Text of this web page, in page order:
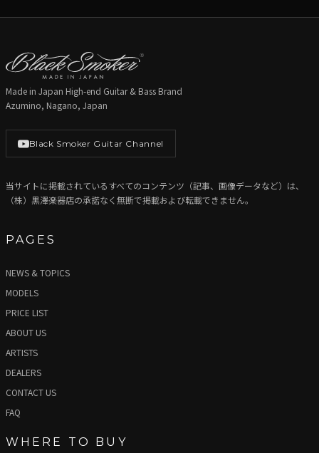
Made in Japan High-end Guitar & Bass Brand
Azumino, Nagano, Japan
Black Smoker Guitar Channel
当サイトに掲載されているすべてのコンテンツ（記事、画像データなど）は、
（株）黒澤楽器店の承諾なく無断で掲載および転載できません。
PAGES
NEWS & TOPICS
MODELS
PRICE LIST
ABOUT US
ARTISTS
DEALERS
CONTACT US
FAQ
WHERE TO BUY